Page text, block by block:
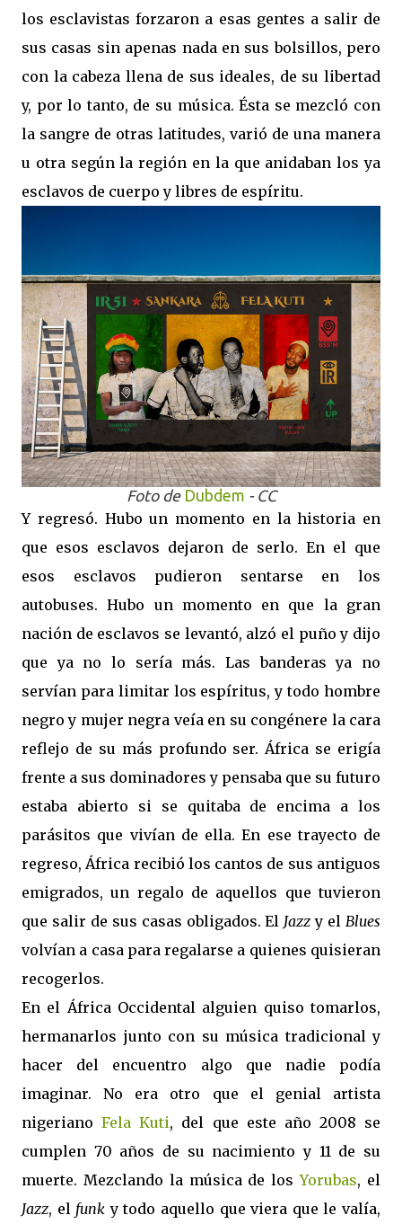
los esclavistas forzaron a esas gentes a salir de
sus casas sin apenas nada en sus bolsillos, pero
con la cabeza llena de sus ideales, de su libertad
y, por lo tanto, de su música. Ésta se mezcló con
la sangre de otras latitudes, varió de una manera
u otra según la región en la que anidaban los ya
esclavos de cuerpo y libres de espíritu.
Foto de Dubdem - CC
Y regresó. Hubo un momento en la historia en
que esos esclavos dejaron de serlo. En el que
esos esclavos pudieron sentarse en los
autobuses. Hubo un momento en que la gran
nación de esclavos se levantó, alzó el puño y dijo
que ya no lo sería más. Las banderas ya no
servían para limitar los espíritus, y todo hombre
negro y mujer negra veía en su congénere la cara
reflejo de su más profundo ser. África se erigía
frente a sus dominadores y pensaba que su futuro
estaba abierto si se quitaba de encima a los
parásitos que vivían de ella. En ese trayecto de
regreso, África recibió los cantos de sus antiguos
emigrados, un regalo de aquellos que tuvieron
que salir de sus casas obligados. El Jazz y elBlues
volvían a casa para regalarse a quienes quisieran
recogerlos.
En el África Occidental alguien quiso tomarlos,
hermanarlos junto con su música tradicional y
hacer del encuentro algo que nadie podía
imaginar. No era otro que el genial artista
nigerianoFela Kuti, del que este año 2008 se
cumplen 70 años de su nacimiento y 11 de su
muerte. Mezclando la música de losYorubas, el
Jazz, el funk y todo aquello que viera que le valía,